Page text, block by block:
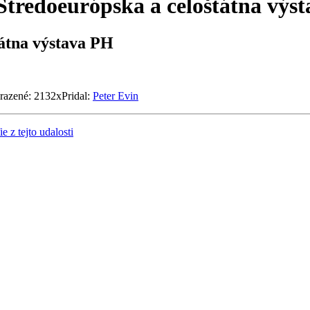
a celoštátna
výstava PH
2132xPridal: Peter Evin